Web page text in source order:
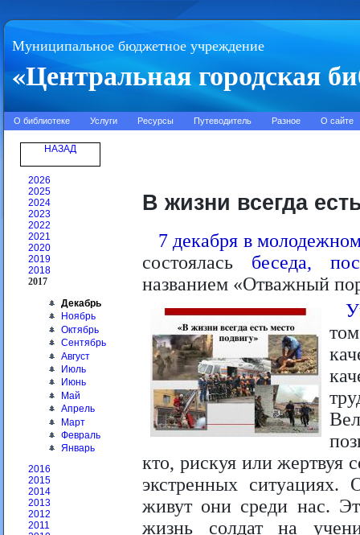
Муниципальное бюджетное учреждение
«Центральная городская
О библиотеке Услуги Ресурсы Путеводитель Разное О сайте
НАЗАД
2026
2025
2024
2023
2022
2021
2020
2019
2018
2017
Декабрь
Ноябрь
Октябрь
Сентябрь
Август
Июль
Июнь
Май
Апрель
Март
Февраль
Январь
2016
2015
2014
2013
2012
2011
В жизни всегда
7 декабря в
состоялась беседа,
названием «Отважный
кто, рискуя или жертвуя
экстренных
живут они среди нас.
жизнь солдат на